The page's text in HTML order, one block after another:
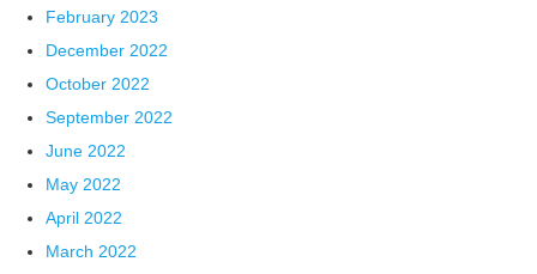
February 2023
December 2022
October 2022
September 2022
June 2022
May 2022
April 2022
March 2022